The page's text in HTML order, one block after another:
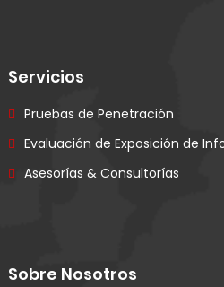
Servicios
Pruebas de Penetración
Evaluación de Exposición de
Asesorías & Consultorías
Sobre Nosotros